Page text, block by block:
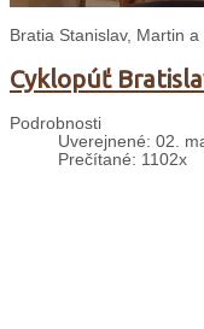
Bratia Stanislav, Martin
Cyklopúť
Podrobnosti
Uverejnené: 02.
Prečítané: 1102x